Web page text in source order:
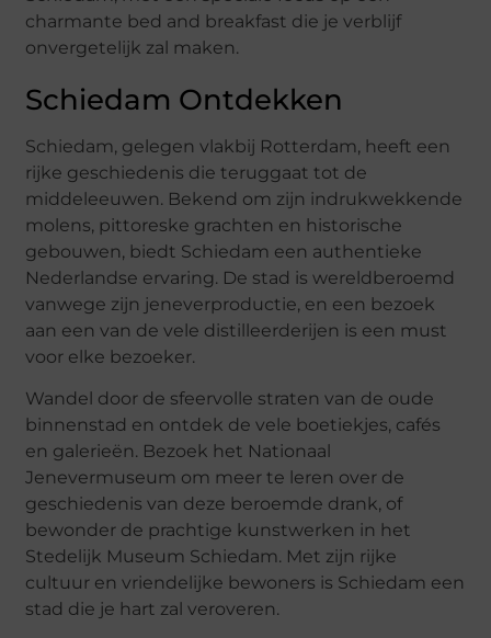
charmante bed and breakfast die je verblijf
onvergetelijk zal maken.
Schiedam Ontdekken
Schiedam, gelegen vlakbij Rotterdam, heeft een
rijke geschiedenis die teruggaat tot de
middeleeuwen. Bekend om zijn indrukwekkende
molens, pittoreske grachten en historische
gebouwen, biedt Schiedam een authentieke
Nederlandse ervaring. De stad is wereldberoemd
vanwege zijn jeneverproductie, en een bezoek
aan een van de vele distilleerderijen is een must
voor elke bezoeker.
Wandel door de sfeervolle straten van de oude
binnenstad en ontdek de vele boetiekjes, cafés
en galerieën. Bezoek het Nationaal
Jenevermuseum om meer te leren over de
geschiedenis van deze beroemde drank, of
bewonder de prachtige kunstwerken in het
Stedelijk Museum Schiedam. Met zijn rijke
cultuur en vriendelijke bewoners is Schiedam een
stad die je hart zal veroveren.